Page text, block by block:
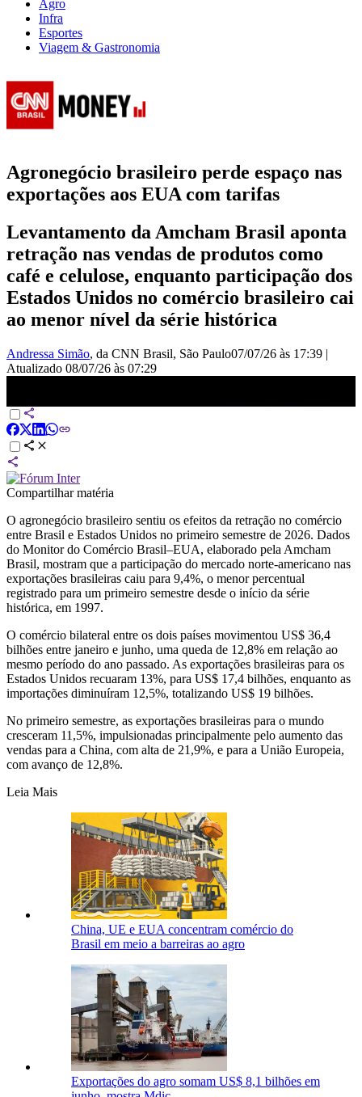
Agro
Infra
Esportes
Viagem & Gastronomia
Agronegócio brasileiro perde espaço nas
exportações aos EUA com tarifas
Levantamento da Amcham Brasil aponta
retração nas vendas de produtos como
café e celulose, enquanto participação dos
Estados Unidos no comércio brasileiro cai
ao menor nível da série histórica
Andressa Simão, da CNN Brasil, São Paulo07/07/26 às 17:39 |
Atualizado 08/07/26 às 07:29
Compartilhar matéria
O agronegócio brasileiro sentiu os efeitos da retração no comércio
entre Brasil e Estados Unidos no primeiro semestre de 2026. Dados
do Monitor do Comércio Brasil–EUA, elaborado pela Amcham
Brasil, mostram que a participação do mercado norte-americano nas
exportações brasileiras caiu para 9,4%, o menor percentual
registrado para um primeiro semestre desde o início da série
histórica, em 1997.
O comércio bilateral entre os dois países movimentou US$ 36,4
bilhões entre janeiro e junho, uma queda de 12,8% em relação ao
mesmo período do ano passado. As exportações brasileiras para os
Estados Unidos recuaram 13%, para US$ 17,4 bilhões, enquanto as
importações diminuíram 12,5%, totalizando US$ 19 bilhões.
No primeiro semestre, as exportações brasileiras para o mundo
cresceram 11,5%, impulsionadas principalmente pelo aumento das
vendas para a China, com alta de 21,9%, e para a União Europeia,
com avanço de 12,8%.
Leia Mais
China, UE e EUA concentram comércio do
Brasil em meio a barreiras ao agro
Exportações do agro somam US$ 8,1 bilhões em